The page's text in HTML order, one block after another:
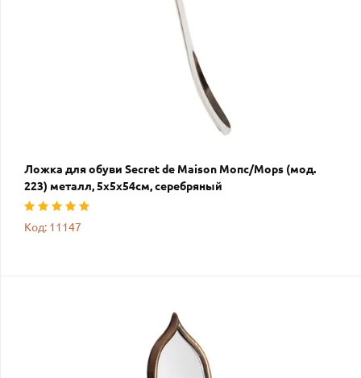
Ложка для обуви Secret de Maison Мопс/Mops (мод.
223) металл, 5х5х54см, серебряный
Код: 11147